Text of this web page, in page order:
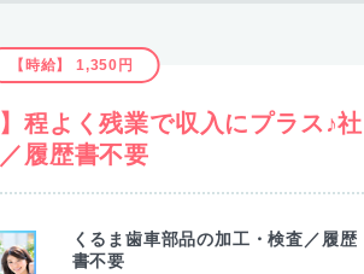
【時給】 1,350円
程よく残業で収入にプラス♪社
履歴書不要
くるま歯車部品の加工・検査／履歴
書不要